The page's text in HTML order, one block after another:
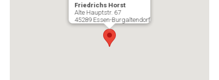
Friedrichs Horst
Alte Hauptstr. 67
45289 Essen-Burgaltendorf